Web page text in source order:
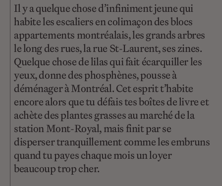
Il y a quelque chose d’infiniment jeune qui
habite les escaliers en colimaçon des blocs
appartements montréalais, les grands arbres
le long des rues, la rue St-Laurent, ses zines.
Quelque chose de lilas qui fait écarquiller les
yeux, donne des phosphènes, pousse à
déménager à Montréal. Cet esprit t’habite
encore alors que tu défais tes boîtes de livre et
achète des plantes grasses au marché de la
station Mont-Royal, mais finit par se
disperser tranquillement comme les embruns
quand tu payes chaque mois un loyer
beaucoup trop cher.